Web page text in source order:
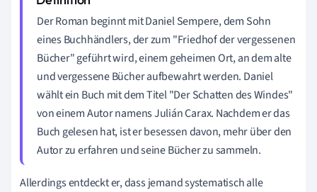
Der Roman beginnt mit Daniel Sempere, dem Sohn
eines Buchhändlers, der zum "Friedhof der vergessenen
Bücher" geführt wird, einem geheimen Ort, an dem alte
und vergessene Bücher aufbewahrt werden. Daniel
wählt ein Buch mit dem Titel "Der Schatten des Windes"
von einem Autor namens Julián Carax. Nachdem er das
Buch gelesen hat, ist er besessen davon, mehr über den
Autor zu erfahren und seine Bücher zu sammeln.
Allerdings entdeckt er, dass jemand systematisch alle